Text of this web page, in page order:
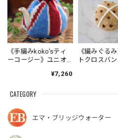
CATEGORY
エマ・ブリッジウォーター
《手編みkoko'sティ
ーコージー》ユニオ
¥7,260
《編みぐる
トクロスバ